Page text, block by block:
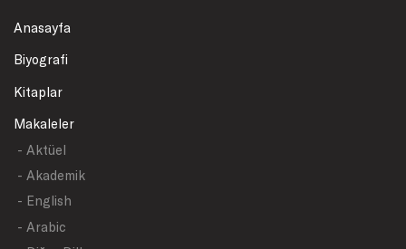
Anasayfa
Biyografi
Kitaplar
Makaleler
- Aktüel
- Akademik
- English
- Arabic